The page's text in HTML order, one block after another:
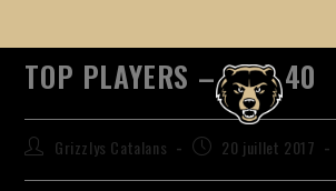
TOP PLAYERS – 36 à 40
Grizzlys Catalans 20 juillet 2017